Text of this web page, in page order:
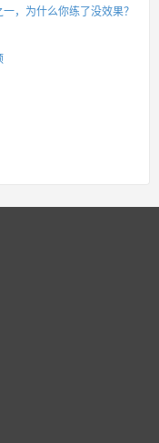
，为什么你练了没效果？